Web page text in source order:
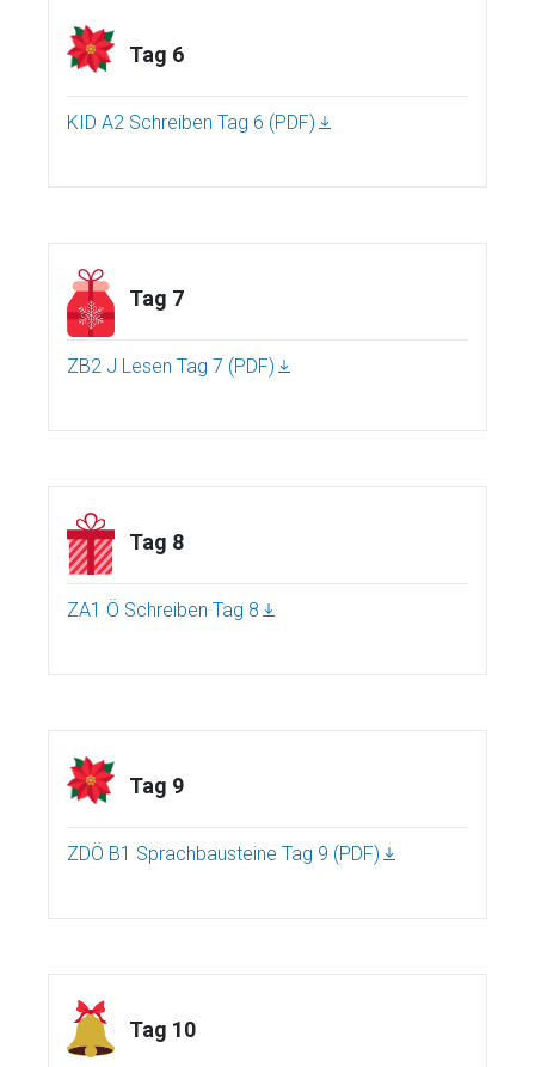
Tag 6
KID A2 Schreiben Tag 6 (PDF)
Tag 7
ZB2 J Lesen Tag 7 (PDF)
Tag 8
ZA1 Ö Schreiben Tag 8
Tag 9
ZDÖ B1 Sprachbausteine Tag 9 (PDF)
Tag 10